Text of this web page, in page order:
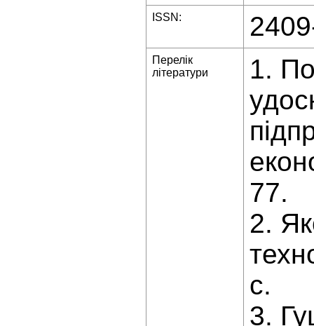
ISSN:
Перелік
літератури
1.
77.
2.
с.
3.